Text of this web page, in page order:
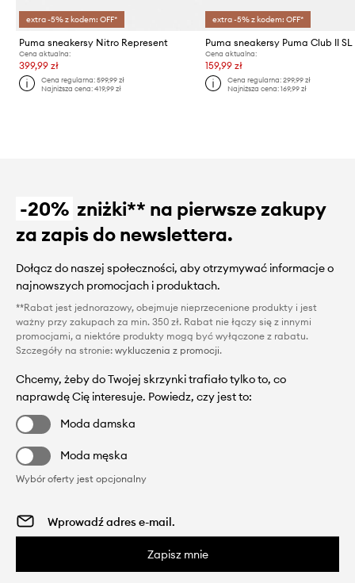
extra -5% z kodem: OFF*
Puma sneakersy Nitro Represent
Cena aktualna:
399,99 zł
Cena regularna:599,99 zł
Najniższa cena:419,99 zł
extra -5% z kodem: OFF*
Puma sneakersy Puma Club II SL
Cena aktualna:
159,99 zł
Cena regularna: 299,99 zł
Najniższa cena: 169,99 zł
-20% zniżki** na pierwsze zakupy
za zapis do newslettera.
Dołącz do naszej społeczności, aby otrzymywać informacje o
najnowszych promocjach i produktach.
**Rabat jest jednorazowy, obejmuje nieprzecenione produkty i jest
ważny przy zakupach za min. 350 zł. Rabat nie łączy się z innymi
promocjami, a niektóre produkty mogą być wyłączone z rabatu.
Szczegóły na stronie: wykluczenia z promocji.
Chcemy, żeby do Twojej skrzynki trafiało tylko to, co
naprawdę Cię interesuje. Powiedz, czy jest to:
Moda damska
Moda męska
Wybór oferty jest opcjonalny
Zapisz mnie